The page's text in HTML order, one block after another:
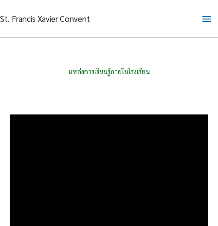
to
St. Francis Xavier Convent
แหล่งการเรียนรู้ภายในโรงเรียน